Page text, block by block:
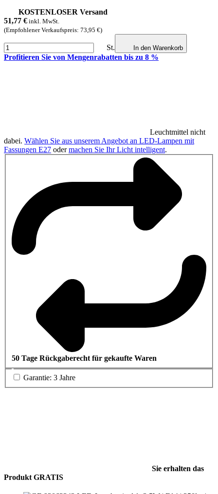
KOSTENLOSER Versand
51,77 € inkl. MwSt.
(Empfohlener Verkaufspreis: 73,95 €)
St. In den Warenkorb
Profitieren Sie von Mengenrabatten bis zu 8 %
Leuchtmittel nicht
dabei. Wählen Sie aus unserem Angebot an LED-Lampen mit
Fassungen E27 odermachen Sie Ihr Licht intelligent.
50 Tage Rückgaberecht für gekaufte Waren
Garantie: 3 Jahre
Sie erhalten das
Produkt GRATIS